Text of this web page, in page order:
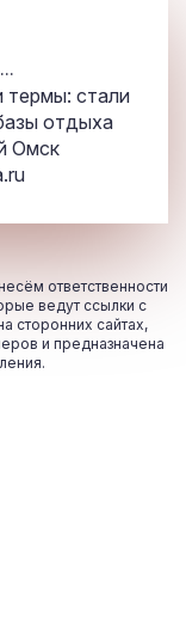
термы: стали
отдыха
Омск
ответственности
ведут ссылки с
сторонних сайтах,
и предназначена